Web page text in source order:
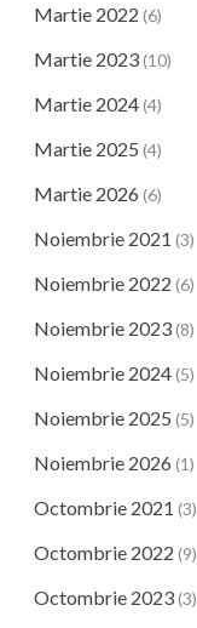
Martie 2022 (6)
Martie 2023(10)
Martie 2024(4)
Martie 2025 (4)
Martie 2026 (6)
Noiembrie 2021 (3)
Noiembrie 2022 (6)
Noiembrie 2023(8)
Noiembrie 2024(5)
Noiembrie 2025 (5)
Noiembrie 2026 (1)
Octombrie 2021 (3)
Octombrie 2022 (9)
Octombrie 2023(3)